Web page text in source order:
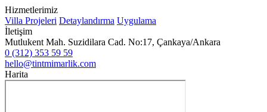
Hizmetlerimiz
Villa Projeleri Detaylandırma Uygulama
İletişim
Mutlukent Mah. Suzidilara Cad. No:17, Çankaya/Ankara
0 (312) 353 59 59
hello@tintmimarlik.com
Harita